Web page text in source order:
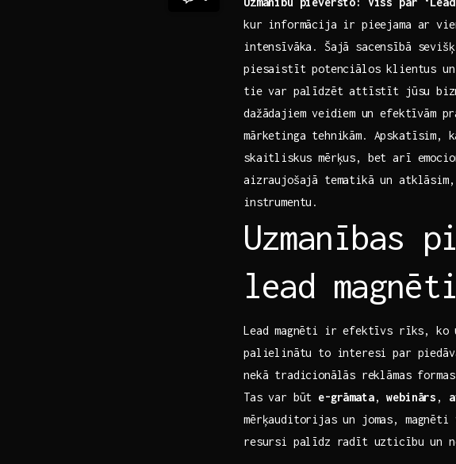
kur informācija ir pieejama ar
intensīvāka. Šajā sacensībā
piesaistīt potenciālos klientus
tie var palīdzēt attīstīt jūsu
dažādajiem⁤ veidiem ⁣un efektīvām
mārketinga tehnikām.‍
skaitliskus mērķus, bet arī
aizraujošajā tematikā un
instrumentu.
Uzmanības
lead
Lead ⁤magnēti ir efektīvs rīks, ko
palielinātu ‍to interesi par
nekā tradicionālās ⁣reklāmas
Tas var būt e-grāmata,webinārs ,
mērķauditorijas un jomas, magnēti
resursi palīdz radīt uzticību un